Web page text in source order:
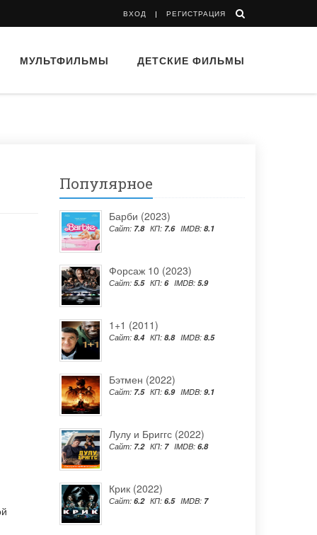
ВХОД РЕГИСТРАЦИЯ
МУЛЬТФИЛЬМЫ ДЕТСКИЕ ФИЛЬМЫ
Популярное
Барби (2023)
Сайт: 7.8 КП: 7.6 IMDB: 8.1
Форсаж 10 (2023)
Сайт: 5.5 КП: 6 IMDB: 5.9
1+1 (2011)
Сайт: 8.4 КП: 8.8 IMDB: 8.5
Бэтмен (2022)
Сайт: 7.5 КП: 6.9 IMDB: 9.1
Лулу и Бриггс (2022)
Сайт: 7.2 КП: 7 IMDB: 6.8
Крик (2022)
Сайт: 6.2 КП: 6.5 IMDB: 7